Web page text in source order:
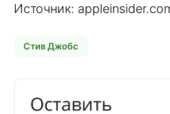
Источник:
Стив Джобс